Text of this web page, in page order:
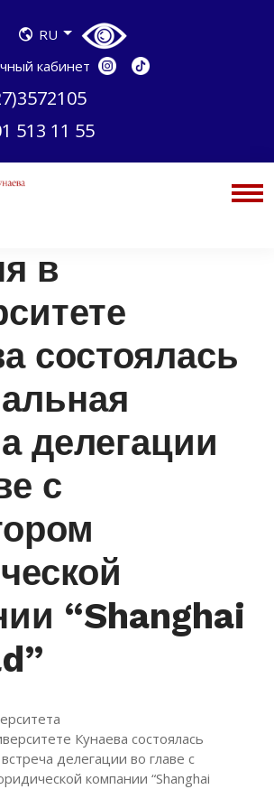
RU
кабинет
513 11 55
в
состоялась
делегации
с
“Shanghai
Кунаева состоялась
делегации во главе с
компании “Shanghai